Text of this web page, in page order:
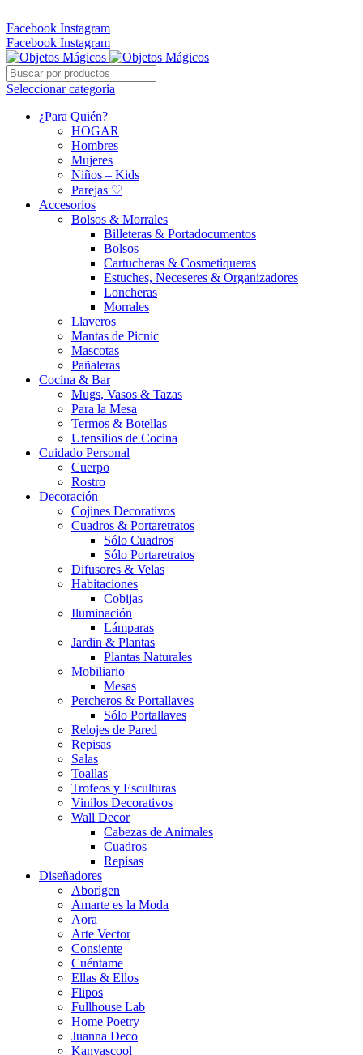
Facebook Instagram
Facebook Instagram
Seleccionar categoria
¿Para Quién?
HOGAR
Hombres
Mujeres
Niños – Kids
Parejas ♡
Accesorios
Bolsos & Morrales
Billeteras & Portadocumentos
Bolsos
Cartucheras & Cosmetiqueras
Estuches, Neceseres & Organizadores
Loncheras
Morrales
Llaveros
Mantas de Picnic
Mascotas
Pañaleras
Cocina & Bar
Mugs, Vasos & Tazas
Para la Mesa
Termos & Botellas
Utensilios de Cocina
Cuidado Personal
Cuerpo
Rostro
Decoración
Cojines Decorativos
Cuadros & Portaretratos
Sólo Cuadros
Sólo Portaretratos
Difusores & Velas
Habitaciones
Cobijas
Iluminación
Lámparas
Jardin & Plantas
Plantas Naturales
Mobiliario
Mesas
Percheros & Portallaves
Sólo Portallaves
Relojes de Pared
Repisas
Salas
Toallas
Trofeos y Esculturas
Vinilos Decorativos
Wall Decor
Cabezas de Animales
Cuadros
Repisas
Diseñadores
Aborigen
Amarte es la Moda
Aora
Arte Vector
Consiente
Cuéntame
Ellas & Ellos
Flipos
Fullhouse Lab
Home Poetry
Juanna Deco
Kanvascool